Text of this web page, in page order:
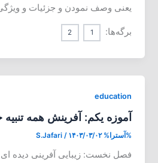
یعنی وصف نمودن و جزئیات و
برگه‌ها: 1
2
education
آموزه یکم: آفرینش همه
%آسترا% S.Jafari / ۱۴۰۳/۰۳/۰۲
فصل نخست: زیبایی آفرینی دیده ای